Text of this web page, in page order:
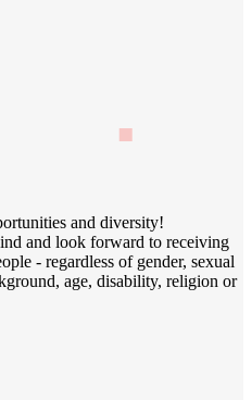
and diversity!
and look forward to receiving
- regardless of gender, sexual
age, disability, religion or